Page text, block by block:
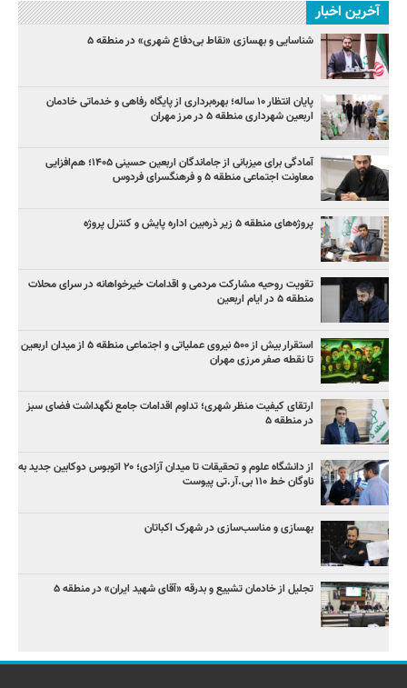
آخرین اخبار
شناسایی و بهسازی «نقاط بی‌دفاع شهری» در منطقه ۵
پایان انتظار ۱۰ ساله؛ بهره‌برداری از پایگاه رفاهی و خدماتی خادمان
اربعین شهرداری منطقه ۵ در مرز مهران
آمادگی برای میزبانی از جاماندگان اربعین حسینی ۱۴۰۵؛ هم‌افزایی
معاونت اجتماعی منطقه ۵ و فرهنگسرای فردوس
پروژه‌های منطقه ۵ زیر ذره‌بین اداره پایش و کنترل پروژه
تقویت روحیه مشارکت مردمی و اقدامات خیرخواهانه در سرای محلات
منطقه ۵ در ایام اربعین
استقرار بیش از ۵۰۰ نیروی عملیاتی و اجتماعی منطقه ۵ از میدان اربعین
تا نقطه صفر مرزی مهران
ارتقای کیفیت منظر شهری؛ تداوم اقدامات جامع نگهداشت فضای سبز
در منطقه ۵
از دانشگاه علوم و تحقیقات تا میدان آزادی؛ ۲۰ اتوبوس دوکابین جدید به
ناوگان خط ۱۱۰ بی‌.آر.تی پیوست
بهسازی و مناسب‌سازی در شهرک اکباتان
تجلیل از خادمان تشییع و بدرقه «آقای شهید ایران» در منطقه ۵